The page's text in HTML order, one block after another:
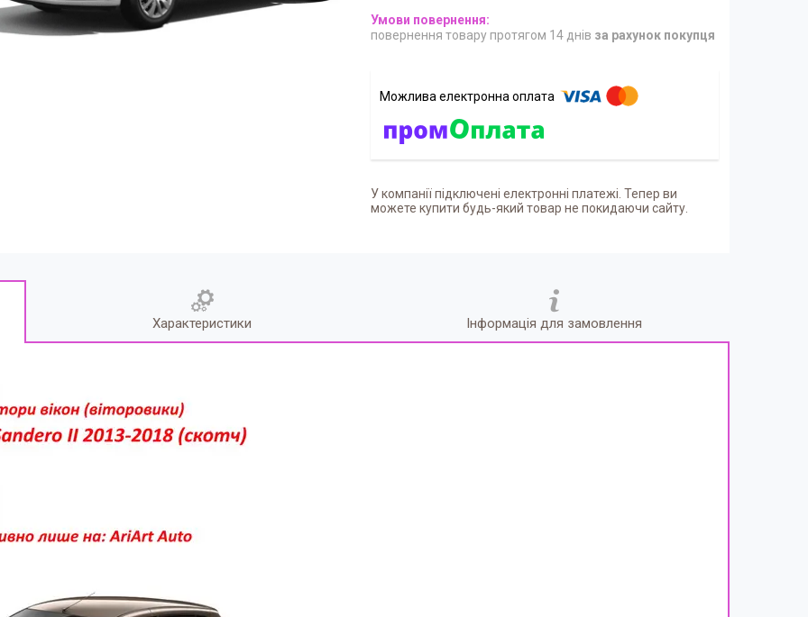
повернення товару протягом 14 днів за рахунок покупця
У компанії підключені електронні платежі. Тепер ви
можете купити будь-який товар не покидаючи сайту.
Характеристики Інформація для замовлення